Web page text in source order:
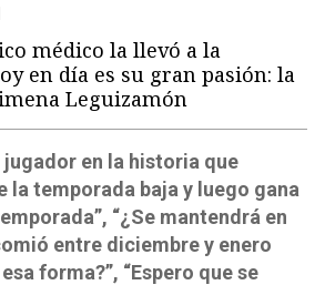
médico la llevó a la
en día es su gran pasión: la
Leguizamón
jugador en la historia que
la temporada baja y luego gana
“¿Se mantendrá en
entre diciembre y enero
forma?”, “Espero que se